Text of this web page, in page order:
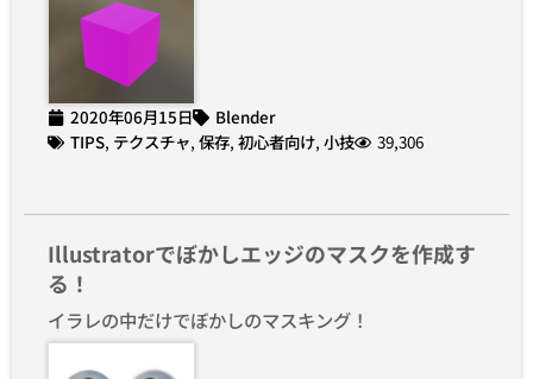
2020年06月15日
Blender
TIPS, テクスチャ, 保存, 初心者向け, 小技 39,306
Illustratorでぼかしエッジのマスクを作成す
る！
イラレの中だけでぼかしのマスキング！